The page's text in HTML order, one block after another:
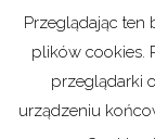
Regulamin
Przeglądając
plików cookies.
przeglądarki
urządzeniu